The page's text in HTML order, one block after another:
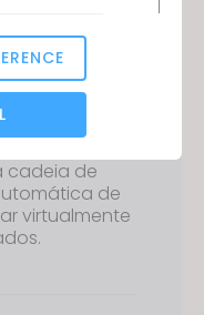
e
3D - tudo
cadeia de
de
virtualmente